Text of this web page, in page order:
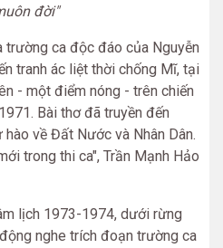
đời"
ca độc đáo của Nguyễn
tranh ác liệt thời chống Mĩ, tại
- một điểm nóng - trên chiến
Bài thơ đã truyền đến
về Đất Nước và Nhân Dân.
trong thi ca", Trần Mạnh Hảo
lịch 1973-1974, dưới rừng
nghe trích đoạn trường ca